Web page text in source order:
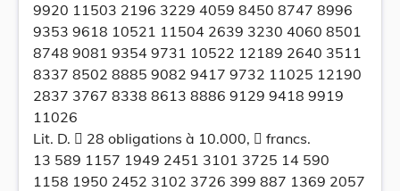
9920 11503 2196 3229 4059 8450 8747 8996
9353 9618 10521 11504 2639 3230 4060 8501
8748 9081 9354 9731 10522 12189 2640 3511
8337 8502 8885 9082 9417 9732 11025 12190
2837 3767 8338 8613 8886 9129 9418 9919
11026
Lit. D.  28 obligations à 10.000,  francs.
13 589 1157 1949 2451 3101 3725 14 590
1158 1950 2452 3102 3726 399 887 1369 2057